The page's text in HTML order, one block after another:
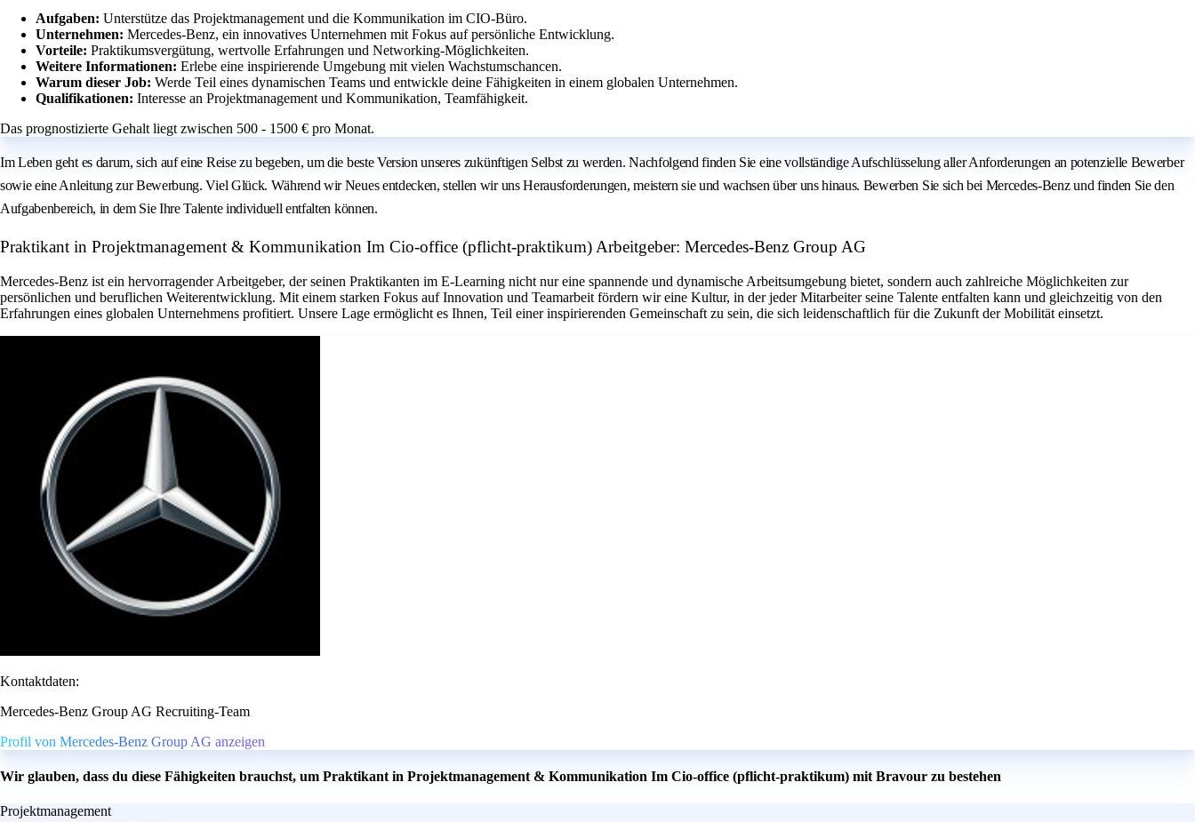
Aufgaben: Unterstütze das Projektmanagement und die Kommunikation im CIO-Büro.
Unternehmen: Mercedes-Benz, ein innovatives Unternehmen mit Fokus auf persönliche Entwicklung.
Vorteile: Praktikumsvergütung, wertvolle Erfahrungen und Networking-Möglichkeiten.
Weitere Informationen: Erlebe eine inspirierende Umgebung mit vielen Wachstumschancen.
Warum dieser Job: Werde Teil eines dynamischen Teams und entwickle deine Fähigkeiten in einem globalen Unternehmen.
Qualifikationen: Interesse an Projektmanagement und Kommunikation, Teamfähigkeit.
Das prognostizierte Gehalt liegt zwischen 500 - 1500 € pro Monat.
Im Leben geht es darum, sich auf eine Reise zu begeben, um die beste Version unseres zukünftigen Selbst zu werden. Nachfolgend finden Sie eine vollständige Aufschlüsselung aller Anforderungen an potenzielle Bewerber
sowie eine Anleitung zur Bewerbung. Viel Glück. Während wir Neues entdecken, stellen wir uns Herausforderungen, meistern sie und wachsen über uns hinaus. Bewerben Sie sich bei Mercedes-Benz und finden Sie den
Aufgabenbereich, in dem Sie Ihre Talente individuell entfalten können.
Praktikant in Projektmanagement & Kommunikation Im Cio-office (pflicht-praktikum) Arbeitgeber: Mercedes-Benz Group AG
Mercedes-Benz ist ein hervorragender Arbeitgeber, der seinen Praktikanten im E-Learning nicht nur eine spannende und dynamische Arbeitsumgebung bietet, sondern auch zahlreiche Möglichkeiten zur
persönlichen und beruflichen Weiterentwicklung. Mit einem starken Fokus auf Innovation und Teamarbeit fördern wir eine Kultur, in der jeder Mitarbeiter seine Talente entfalten kann und gleichzeitig von den
Erfahrungen eines globalen Unternehmens profitiert. Unsere Lage ermöglicht es Ihnen, Teil einer inspirierenden Gemeinschaft zu sein, die sich leidenschaftlich für die Zukunft der Mobilität einsetzt.
Kontaktdaten:
Mercedes-Benz Group AG Recruiting-Team
Profil von Mercedes-Benz Group AG anzeigen
Wir glauben, dass du diese Fähigkeiten brauchst, um Praktikant in Projektmanagement & Kommunikation Im Cio-office (pflicht-praktikum) mit Bravour zu bestehen
Projektmanagement